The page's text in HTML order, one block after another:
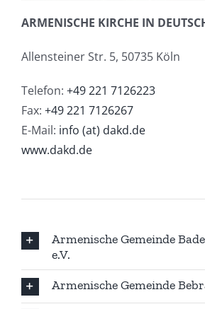
ARMENISCHE KIRCHE IN
Allensteiner Str. 5, 50735 Köln
Telefon: +49 221 7126223
Fax: +49 221 7126267
E-Mail: info (at) dakd.de
www.dakd.de
Armenische Gemeinde
e.V.
Armenische Gemeinde